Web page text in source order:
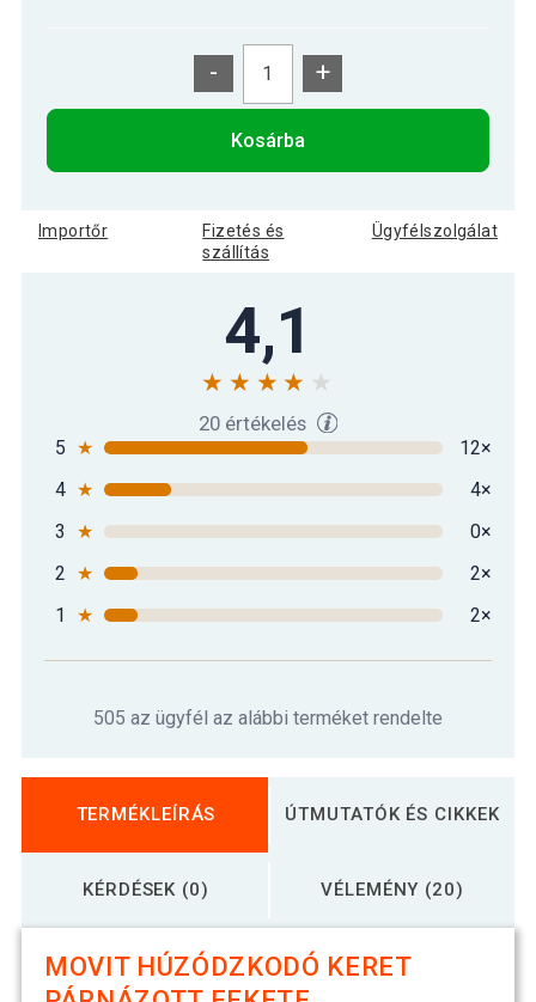
- +
Kosárba
Importőr
Fizetés és
szállítás
Ügyfélszolgálat
4,1
20 értékelés
5 ★
12×
4 ★
4×
3
★
0×
2 ★
2×
1
★ 2×
505 az ügyfél az alábbi terméket rendelte
TERMÉKLEÍRÁS ÚTMUTATÓK ÉS CIKKEK
KÉRDÉSEK (0) VÉLEMÉNY (20)
MOVIT HÚZÓDZKODÓ KERET